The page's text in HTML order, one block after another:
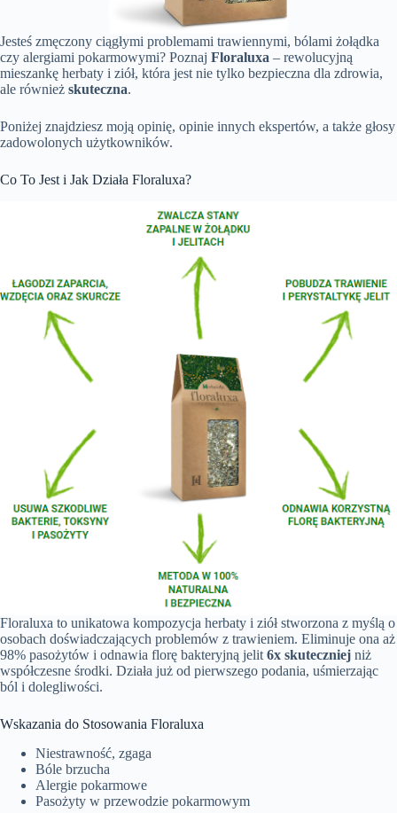
Jesteś zmęczony ciągłymi problemami trawiennymi, bólami żołądka
czy alergiami pokarmowymi? Poznaj Floraluxa – rewolucyjną
mieszankę herbaty i ziół, która jest nie tylko bezpieczna dla zdrowia,
ale również skuteczna.
Poniżej znajdziesz moją opinię, opinie innych ekspertów, a także głosy
zadowolonych użytkowników.
Co To Jest i Jak Działa Floraluxa?
Floraluxa to unikatowa kompozycja herbaty i ziół stworzona z myślą o
osobach doświadczających problemów z trawieniem. Eliminuje ona aż
98% pasożytów i odnawia florę bakteryjną jelit 6x skuteczniej niż
współczesne środki. Działa już od pierwszego podania, uśmierzając
ból i dolegliwości.
Wskazania do Stosowania Floraluxa
Niestrawność, zgaga
Bóle brzucha
Alergie pokarmowe
Pasożyty w przewodzie pokarmowym